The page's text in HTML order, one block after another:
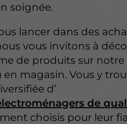
soignée.
lancer dans des
vous invitons à
de produits sur notre
magasin. Vous y
d’
de
choisis pour leur